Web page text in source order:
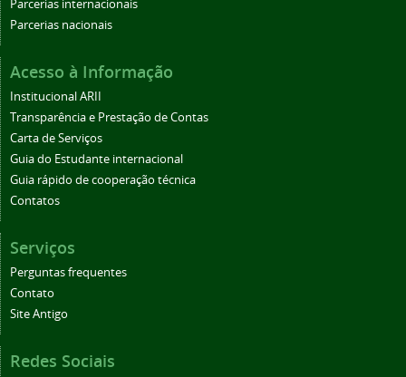
Parcerias internacionais
Parcerias nacionais
Acesso à Informação
Institucional ARII
Transparência e Prestação de Contas
Carta de Serviços
Guia do Estudante internacional
Guia rápido de cooperação técnica
Contatos
Serviços
Perguntas frequentes
Contato
Site Antigo
Redes Sociais